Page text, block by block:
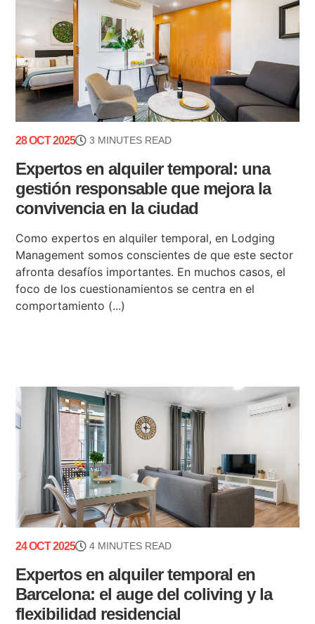
28 OCT 2025 3 MINUTES READ
Expertos en alquiler temporal: una
gestión responsable que mejora la
convivencia en la ciudad
Como expertos en alquiler temporal, en Lodging
Management somos conscientes de que este sector
afronta desafíos importantes. En muchos casos, el
foco de los cuestionamientos se centra en el
comportamiento (...)
24 OCT 2025 4 MINUTES READ
Expertos en alquiler temporal en
Barcelona: el auge del coliving y la
flexibilidad residencial